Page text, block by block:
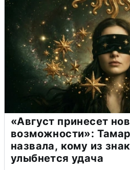
«Август принесет
возможности»:
назвала, кому из
улыбнется удача